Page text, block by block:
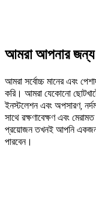
আমরা আপনার জন্য
আমরা সর্বোচ্চ মানের এবং
করি। আমরা যেকোনো
ইনস্টলেশন এবং অপসারণ,
সাথে রক্ষণাবেক্ষণ এবং
প্রয়োজন তখনই আপনি একজন
পারবেন।